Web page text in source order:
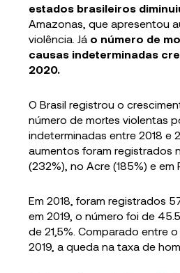
estados brasileiros
Amazonas, que apresentou
violência. Já o número de
causas indeterminadas
2020.
O Brasil registrou o
número de mortes violentas
indeterminadas entre 2018 e
aumentos foram registrados
(232%), no Acre (185%) e em
Em 2018, foram registrados
em 2019, o número foi de
de 21,5%. Comparado entre
2019, a queda na taxa de